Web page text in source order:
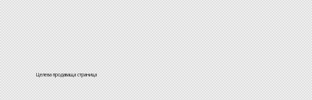
Целева продаваща страница